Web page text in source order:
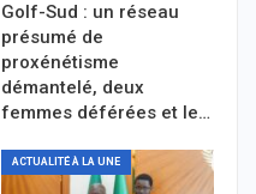
Golf-Sud : un réseau
présumé de
proxénétisme
démantelé, deux
femmes déférées et le…
ACTUALITÉ À LA UNE